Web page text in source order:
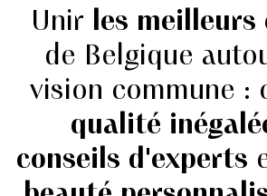
Unir les meilleurs
de Belgique
vision commune :
qualité
conseils d'experts